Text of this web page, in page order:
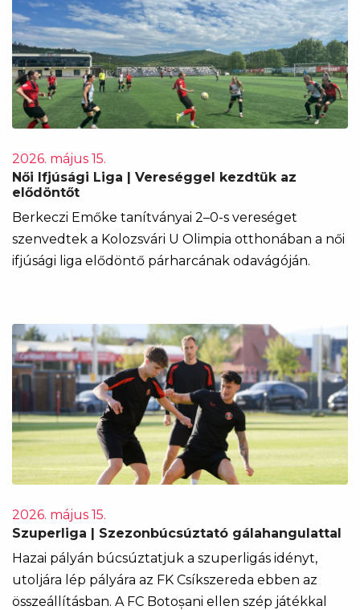
2026. május 15.
Női Ifjúsági Liga | Vereséggel kezdtük az
elődöntőt
Berkeczi Emőke tanítványai 2–0-s vereséget
szenvedtek a Kolozsvári U Olimpia otthonában a női
ifjúsági liga elődöntő párharcának odavágóján.
2026. május 15.
Szuperliga | Szezonbúcsúztató gálahangulattal
Hazai pályán búcsúztatjuk a szuperligás idényt,
utoljára lép pályára az FK Csíkszereda ebben az
összeállításban. A FC Botoșani ellen szép játékkal